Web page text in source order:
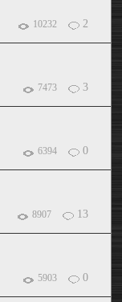
10232 2
7473 3
6394 0
8907 13
5903 0